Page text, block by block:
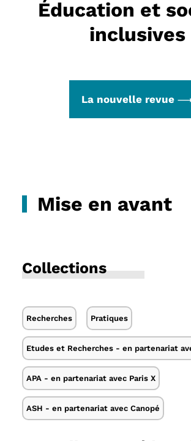
Éducation et
inclusives
La nouvelle revue
Mise en avant
Collections
Recherches Pratiques
Etudes et Recherches - en partenariat
APA - en partenariat avec Paris X
ASH - en partenariat avec Canopé